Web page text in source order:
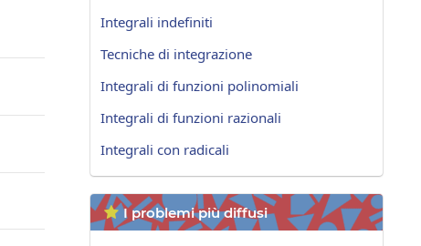
Integrali indefiniti
Tecniche di integrazione
Integrali di funzioni polinomiali
Integrali di funzioni razionali
Integrali con radicali
 I problemi più diffusi